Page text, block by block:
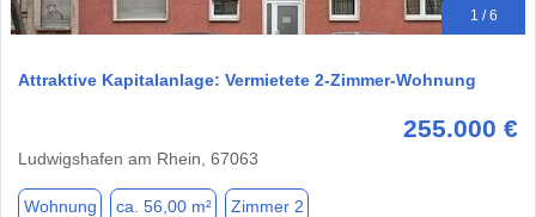
1 / 6
Attraktive Kapitalanlage: Vermietete 2-Zimmer-Wohnung
255.000 €
Ludwigshafen am Rhein, 67063
Wohnung ca. 56,00 m² Zimmer 2